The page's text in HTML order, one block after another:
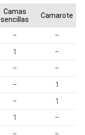
Camas
sencillas
Camarote
– –
1 –
– –
– 1
– 1
1 –